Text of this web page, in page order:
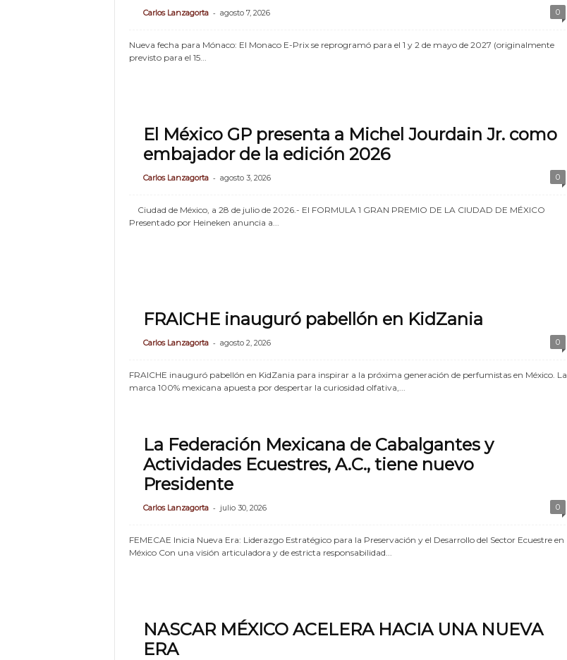
Carlos Lanzagorta - agosto 7, 2026 0
Nueva fecha para Mónaco: El Monaco E-Prix se reprogramó para el 1 y 2 de mayo de 2027 (originalmente
previsto para el 15...
El México GP presenta a Michel Jourdain Jr. como
embajador de la edición 2026
Carlos Lanzagorta - agosto 3, 2026 0
Ciudad de México, a 28 de julio de 2026.- El FORMULA 1 GRAN PREMIO DE LA CIUDAD DE MÉXICO
Presentado por Heineken anuncia a...
FRAICHE inauguró pabellón en KidZania
Carlos Lanzagorta - agosto 2, 2026 0
FRAICHE inauguró pabellón en KidZania para inspirar a la próxima generación de perfumistas en México. La
marca 100% mexicana apuesta por despertar la curiosidad olfativa,...
La Federación Mexicana de Cabalgantes y
Actividades Ecuestres, A.C., tiene nuevo
Presidente
Carlos Lanzagorta - julio 30, 2026 0
FEMECAE Inicia Nueva Era: Liderazgo Estratégico para la Preservación y el Desarrollo del Sector Ecuestre en
México Con una visión articuladora y de estricta responsabilidad...
NASCAR MÉXICO ACELERA HACIA UNA NUEVA
ERA